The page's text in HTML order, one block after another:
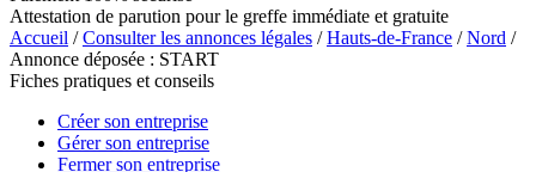
Attestation de parution pour le greffe immédiate et gratuite
Accueil /Consulter les annonces légales /Hauts-de-France /Nord /
Annonce déposée : START
Fiches pratiques et conseils
Créer son entreprise
Gérer son entreprise
Fermer son entreprise